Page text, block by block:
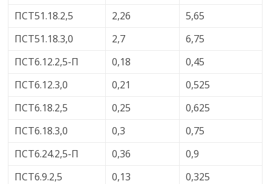
ПСТ51.18.2,5
2,26
5,65
ПСТ51.18.3,0
2,7
6,75
ПСТ6.12.2,5-П
0,18
0,45
ПСТ6.12.3,0
0,21
0,525
ПСТ6.18.2,5
0,25
0,625
ПСТ6.18.3,0
0,3
0,75
ПСТ6.24.2,5-П
0,36
0,9
ПСТ6.9.2,5
0,13
0,325